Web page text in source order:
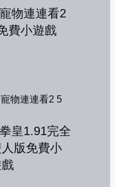
寵物連連看2 5